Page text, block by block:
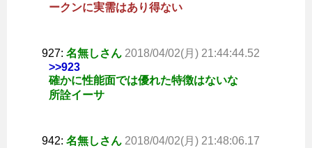
ークンに実需はあり得ない
927: 名無しさん 2018/04/02(月) 21:44:44.52
>>923
確かに性能面では優れた特徴はないな
所詮イーサ
942: 名無しさん 2018/04/02(月) 21:48:06.17